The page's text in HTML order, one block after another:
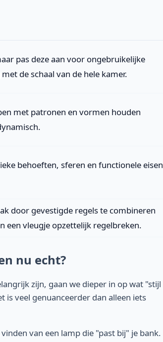
pas deze aan voor ongebruikelijke
de schaal van de hele kamer.
met patronen en vormen houden
behoeften, sferen en functionele eisen
door gevestigde regels te combineren
een vleugje opzettelijk regelbreken.
nu echt?
zijn, gaan we dieper in op wat "stijl
veel genuanceerder dan alleen iets
van een lamp die "past bij" je bank.